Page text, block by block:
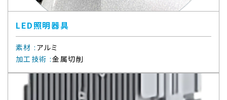
LED照明器具
素材 : アルミ
加工技術 :金属切削